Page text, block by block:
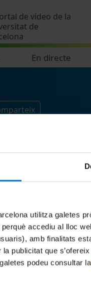
utilitza galetes
accediu al lloc
amb finalitats
publicitat que
podeu consultar la
de vídeo de la
de
En directe